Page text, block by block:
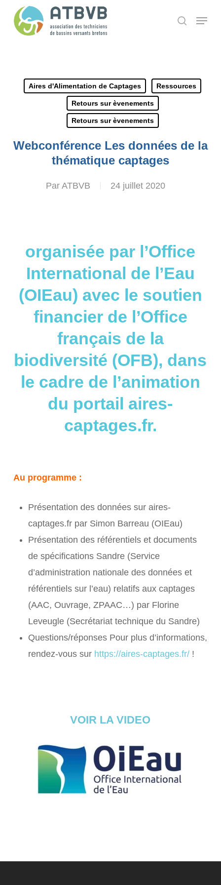
search
Menu
Aires d'Alimentation de Captages Ressources
Retours sur èvenements
Retours sur èvenements
Webconférence Les données de la
thématique captages
Par ATBVB 24 juillet 2020
organisée par l’Office
International de l’Eau
(OIEau) avec le soutien
financier de l’Office
français de la
biodiversité (OFB), dans
le cadre de l’animation
du portail aires-
captages.fr.
Au programme :
Présentation des données sur aires-
captages.fr par Simon Barreau (OIEau)
Présentation des référentiels et documents
de spécifications Sandre (Service
d’administration nationale des données et
référentiels sur l’eau) relatifs aux captages
(AAC, Ouvrage, ZPAAC…) par Florine
Leveugle (Secrétariat technique du Sandre)
Questions/réponses Pour plus d’informations,
rendez-vous sur https://aires-captages.fr/!
VOIR LA VIDEO
Panneau de gestion des cookies